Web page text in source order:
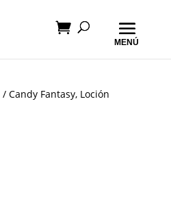
/ Candy Fantasy, Loción